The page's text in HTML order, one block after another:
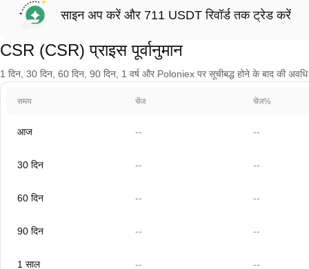
साइन अप करें और 711 USDT रिवॉर्ड तक ट्रेड करें
CSR (CSR) प्राइस पूर्वानुमान
1 दिन, 30 दिन, 60 दिन, 90 दिन, 1 वर्ष और Poloniex पर सूचीबद्ध होने के बाद की
समय चेंज चेंज%
आज -- --
30 दिन -- --
60 दिन -- --
90 दिन -- --
1 साल -- --